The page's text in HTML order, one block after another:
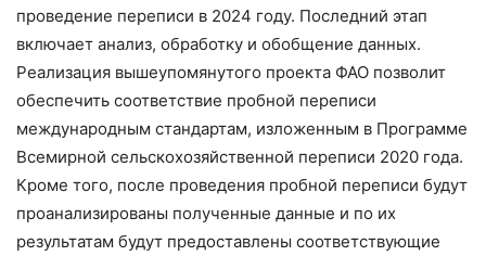
проведение переписи в 2024 году. Последний этап
включает анализ, обработку и обобщение данных.
Реализация вышеупомянутого проекта ФАО позволит
обеспечить соответствие пробной переписи
международным стандартам, изложенным в Программе
Всемирной сельскохозяйственной переписи 2020 года.
Кроме того, после проведения пробной переписи будут
проанализированы полученные данные и по их
результатам будут предоставлены соответствующие